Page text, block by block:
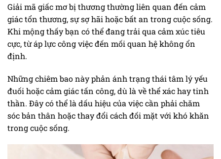
Giải mã giấc mơ bị thương thường liên quan đến cảm
giác tổn thương, sự sợ hãi hoặc bất an trong cuộc sống.
Khi mộng thấy bạn có thể đang trải qua cảm xúc tiêu
cực, từ áp lực công việc đến mối quan hệ không ổn
định.
Những chiêm bao này phản ánh trạng thái tâm lý yếu
đuối hoặc cảm giác tấn công, dù là về thể xác hay tinh
thần. Đây có thể là dấu hiệu của việc cần phải chăm
sóc bản thân hoặc thay đổi cách đối mặt với khó khăn
trong cuộc sống.